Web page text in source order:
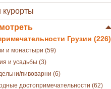
курорты
Грузии (226)
и монастыри (59)
и усадьбы (3)
пивоварни (6)
достопримечательности (62)